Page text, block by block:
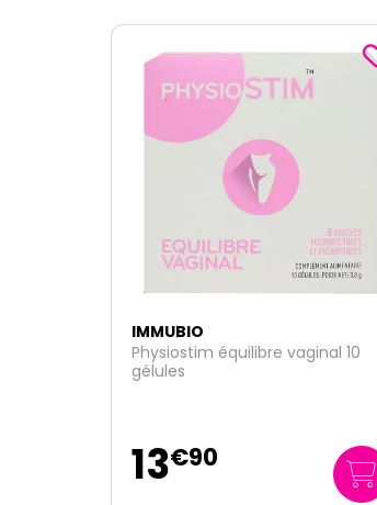
IMMUBIO
Arthélio mobilité articulaire 90
gélules
27€95